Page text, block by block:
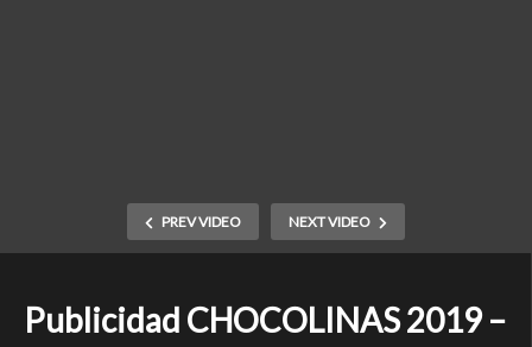
PREV VIDEO NEXT VIDEO
Publicidad CHOCOLINAS 2019 –